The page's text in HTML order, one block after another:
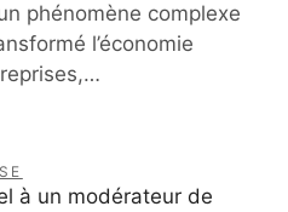
enjeux
et
pour
phénomène complexe
l’économie
à un modérateur de